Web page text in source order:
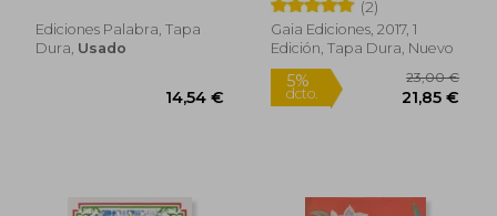
Ediciones Palabra, Tapa
Dura, Usado
(2)
Gaia Ediciones, 2017, 1
Edición, Tapa Dura, Nuevo